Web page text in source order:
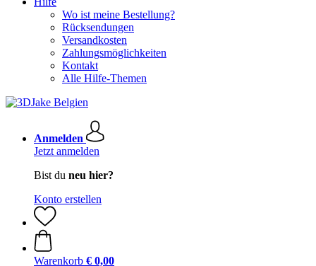
Wo ist meine Bestellung?
Rücksendungen
Versandkosten
Zahlungsmöglichkeiten
Kontakt
Alle Hilfe-Themen
Anmelden
Jetzt anmelden
Bist du neu hier?
Konto erstellen
Warenkorb € 0,00